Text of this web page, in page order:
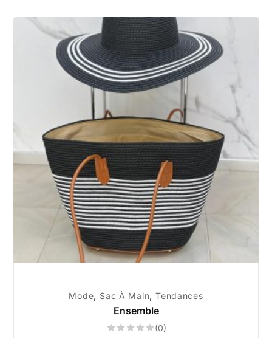
Mode, Sac À Main,Tendances
Ensemble
(0)